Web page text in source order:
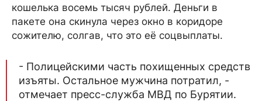
кошелька восемь тысяч рублей. Деньги в
пакете она скинула через окно в коридоре
сожителю, солгав, что это её соцвыплаты.
- Полицейскими часть похищенных средств
изъяты. Остальное мужчина потратил, -
отмечает пресс-служба МВД по Бурятии.